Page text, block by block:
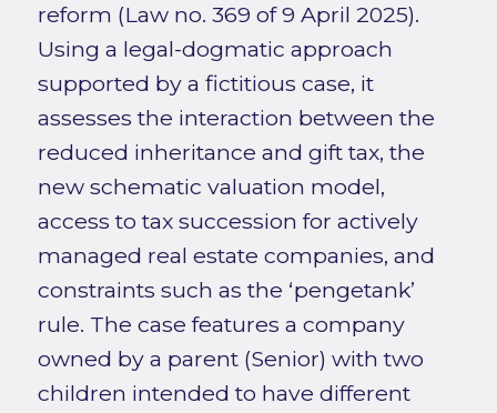
reform (Law no. 369 of 9 April 2025).
Using a legal-dogmatic approach
supported by a fictitious case, it
assesses the interaction between the
reduced inheritance and gift tax, the
new schematic valuation model,
access to tax succession for actively
managed real estate companies, and
constraints such as the ‘pengetank’
rule. The case features a company
owned by a parent (Senior) with two
children intended to have different